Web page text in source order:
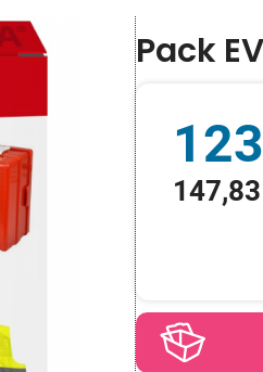
Pack